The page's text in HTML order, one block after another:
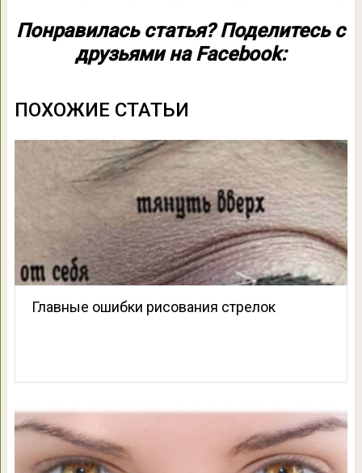
Понравилась статья? Поделитесь с
друзьями на Facebook:
ПОХОЖИЕ СТАТЬИ
Главные ошибки рисования стрелок